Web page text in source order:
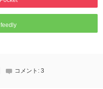
feedly
コメント: 3